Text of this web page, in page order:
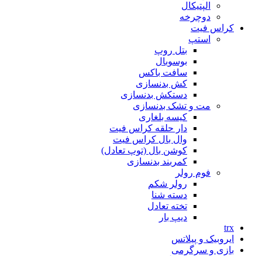
الپتیکال
دوچرخه
کراس فیت
استپ
بتل روپ
بوسوبال
سافت باکس
کش بدنسازی
دستکش بدنسازی
مت و تشک بدنسازی
کیسه بلغاری
دار حلقه کراس فیت
وال بال کراس فیت
کوشن بال (توپ تعادل)
کمربند بدنسازی
فوم رولر
رولر شکم
دسته شنا
تخته تعادل
دیپ بار
trx
ایروبیک و پیلاتس
بازی و سرگرمی